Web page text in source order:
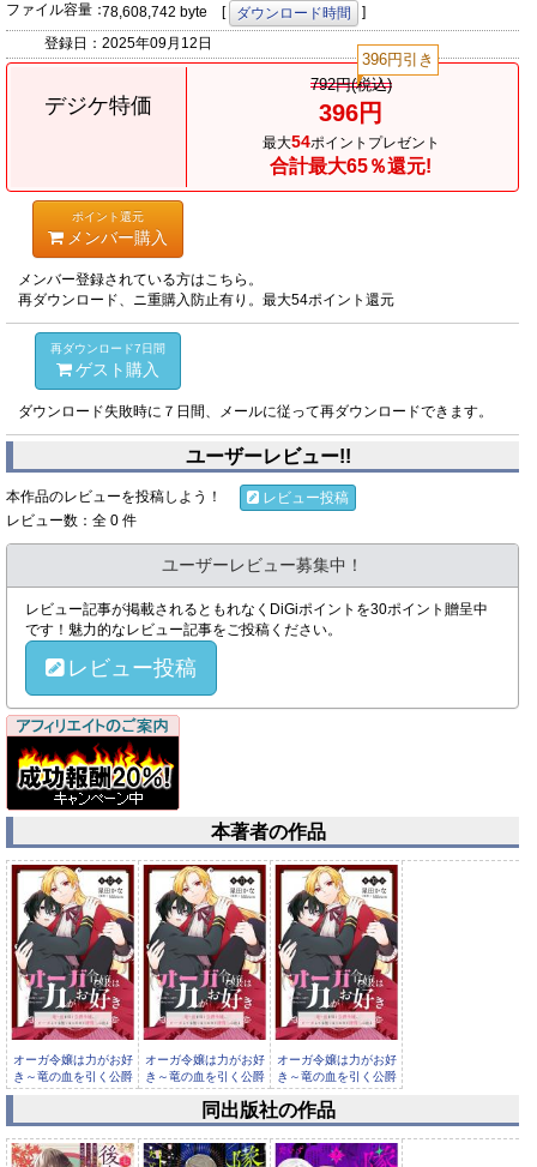
ファイル容量：78,608,742 byte [ ダウンロード時間
]
登録日： 2025年09月12日
デジケ特価
792円(税込)
396円引き
396円
最大54ポイントプレゼント
合計最大65％還元!
ポイント還元
メンバー購入
メンバー登録されている方はこちら。
再ダウンロード、ニ重購入防止有り。最大54ポイント還元
再ダウンロード7日間
ゲスト購入
ダウンロード失敗時に７日間、メールに従って再ダウンロードできます。
ユーザーレビュー!!
本作品のレビューを投稿しよう！
レビュー投稿
レビュー数：全 0 件
ユーザーレビュー募集中！
レビュー記事が掲載されるともれなくDiGiポイントを30ポイント贈呈中
です！魅力的なレビュー記事をご投稿ください。
レビュー投稿
本著者の作品
オーガ令嬢は力がお好
き～竜の血を引く公爵
令嬢、オ...
オーガ令嬢は力がお好
き～竜の血を引く公爵
令嬢、オ...
オーガ令嬢は力がお好
き～竜の血を引く公爵
令嬢、オ...
同出版社の作品